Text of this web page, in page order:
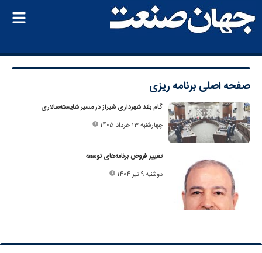
صفحه اصلی برنامه ریزی
گام بلند شهرداری شیراز در مسیر شایسته‌سالاری
چهارشنبه 13 خرداد 1405
تغییر فروض برنامه‌های توسعه
دوشنبه 9 تیر 1404